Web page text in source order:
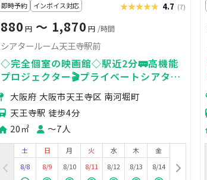
即時予約 インボイス対応 ★★★★★
★★★★★ 4.7 (7)
880 円 〜 1,870 円 /時間
シアタールーム天王寺駅前
◇完全個室の映画館◇駅近2分🚃高機能
プロジェクター🎬プライベートシアター
🍿鑑賞会・推し活・デート
大阪府 大阪市天王寺区 南河堀町
天王寺駅 徒歩4分
20㎡
〜7人
土
8/8
日
8/9
月
8/10
火
8/11
水
8/12
木
8/13
金
8/14